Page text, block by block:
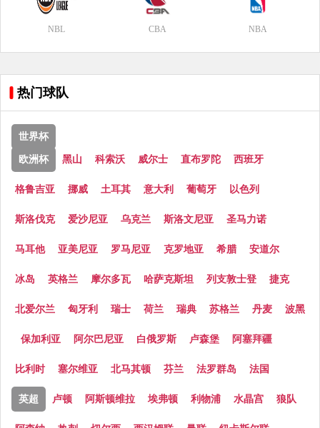
NBL CBA NBA
热门球队
世界杯
欧洲杯 黑山 科索沃 威尔士 直布罗陀 西班牙
格鲁吉亚 挪威 土耳其 意大利 葡萄牙 以色列
斯洛伐克 爱沙尼亚 乌克兰 斯洛文尼亚 圣马力诺
马耳他 亚美尼亚 罗马尼亚 克罗地亚 希腊 安道尔
冰岛 英格兰 摩尔多瓦 哈萨克斯坦 列支敦士登 捷克
北爱尔兰 匈牙利 瑞士 荷兰 瑞典 苏格兰 丹麦 波黑
保加利亚 阿尔巴尼亚 白俄罗斯 卢森堡 阿塞拜疆
比利时 塞尔维亚 北马其顿 芬兰 法罗群岛 法国
英超 卢顿 阿斯顿维拉 埃弗顿 利物浦 水晶宫 狼队